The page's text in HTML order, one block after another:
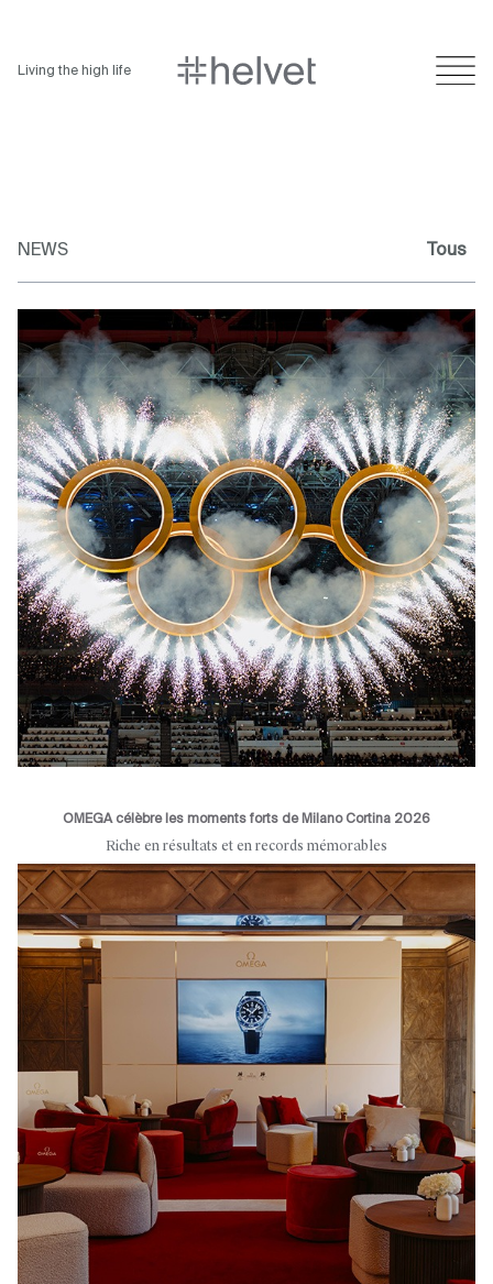
Living the high life
NEWS Tous
OMEGA célèbre les moments forts de Milano Cortina 2026
Riche en résultats et en records mémorables